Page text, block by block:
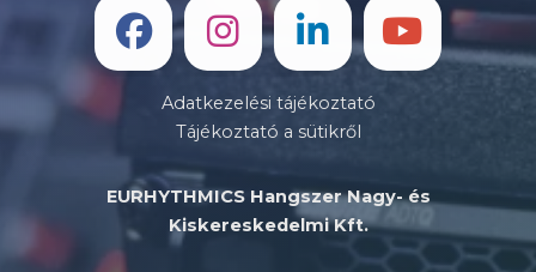
Adatkezelési tájékoztató
Tájékoztató a sütikről
EURHYTHMICS Hangszer Nagy- és
Kiskereskedelmi Kft.